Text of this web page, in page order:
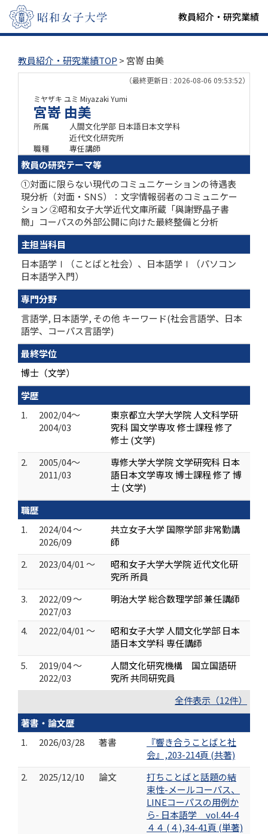
教員紹介・研究業績
教員紹介・研究業績TOP > 宮嵜 由美
（最終更新日 : 2026-08-06 09:53:52）
ミヤザキ ユミ Miyazaki Yumi
宮嵜 由美
所属
人間文化学部 日本語日本文学科
近代文化研究所
職種
専任講師
教員の研究テーマ等
①対面に限らない現代のコミュニケーションの待遇表
現分析（対面・SNS）：文字情報弱者のコミュニケー
ション ②昭和女子大学近代文庫所蔵「與謝野晶子書
簡」コーパスの外部公開に向けた最終整備と分析
主担当科目
日本語学Ⅰ（ことばと社会）、日本語学Ⅰ（パソコン
日本語学入門）
専門分野
言語学, 日本語学, その他 キーワード(社会言語学、日本
語学、コーパス言語学)
最終学位
博士（文学）
学歴
1.
2002/04～
2004/03
東京都立大学大学院 人文科学研
究科 国文学専攻 修士課程 修了
修士 (文学)
2.
2005/04～
2011/03
専修大学大学院 文学研究科 日本
語日本文学専攻 博士課程 修了 博
士 (文学)
職歴
1.
2024/04 ～
2026/09
共立女子大学 国際学部 非常勤講
師
2.
2023/04/01 ～
昭和女子大学大学院 近代文化研
究所 所員
3.
2022/09 ～
2027/03
明治大学 総合数理学部 兼任講師
4. 2022/04/01 ～
昭和女子大学 人間文化学部 日本
語日本文学科 専任講師
5.
2019/04 ～
2022/03
人間文化研究機構 国立国語研
究所 共同研究員
全件表示（12件）
著書・論文歴
1.
2026/03/28 著書
『響き合うことばと社
会』,203-214頁 (共著)
2.
2025/12/10 論文
打ちことばと話題の結
束性-メールコーパス、
LINEコーパスの用例か
ら- 日本語学 vol.44-4
４４ (４),34-41頁 (単著)